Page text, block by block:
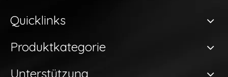
Quicklinks
Produktkategorie
Unterstützung